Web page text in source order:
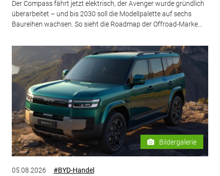
Der Compass fährt jetzt elektrisch, der Avenger wurde gründlich
überarbeitet – und bis 2030 soll die Modellpalette auf sechs
Baureihen wachsen. So sieht die Roadmap der Offroad-Marke...
Bildergalerie
05.08.2026 #BYD-Handel